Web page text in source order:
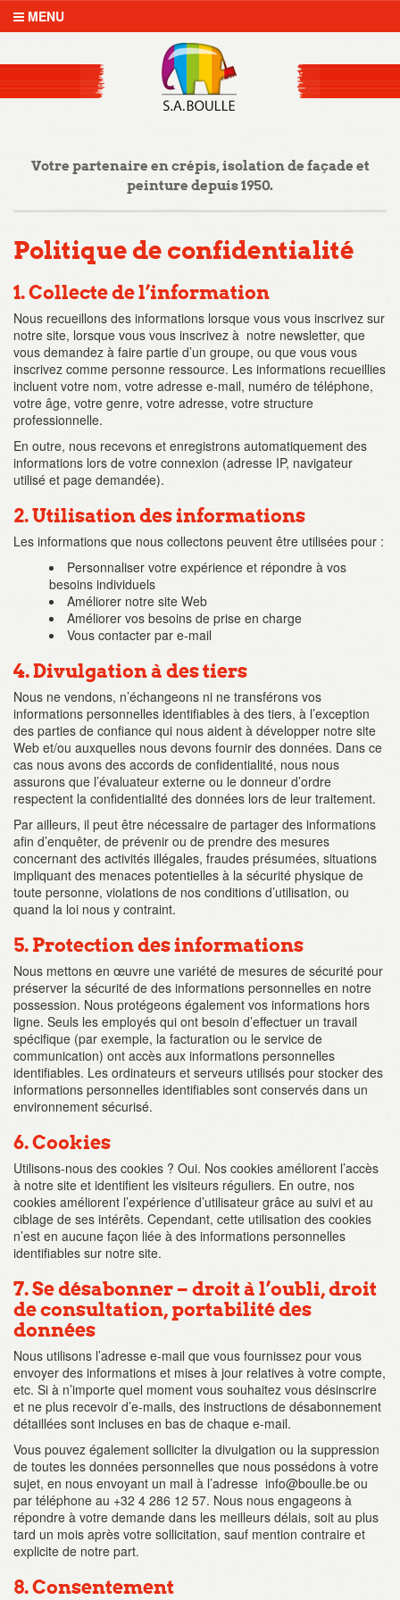
MENU
Votre partenaire en crépis, isolation de façade et
peinture depuis 1950.
Politique de confidentialité
1. Collecte de l’information
Nous recueillons des informations lorsque vous vous inscrivez sur
notre site, lorsque vous vous inscrivez à notre newsletter, que
vous demandez à faire partie d’un groupe, ou que vous vous
inscrivez comme personne ressource. Les informations recueillies
incluent votre nom, votre adresse e-mail, numéro de téléphone,
votre âge, votre genre, votre adresse, votre structure
professionnelle.
En outre, nous recevons et enregistrons automatiquement des
informations lors de votre connexion (adresse IP, navigateur
utilisé et page demandée).
2. Utilisation des informations
Les informations que nous collectons peuvent être utilisées pour :
Personnaliser votre expérience et répondre à vos
besoins individuels
Améliorer notre site Web
Améliorer vos besoins de prise en charge
Vous contacter par e-mail
4. Divulgation à des tiers
Nous ne vendons, n’échangeons ni ne transférons vos
informations personnelles identifiables à des tiers, à l’exception
des parties de confiance qui nous aident à développer notre site
Web et/ou auxquelles nous devons fournir des données. Dans ce
cas nous avons des accords de confidentialité, nous nous
assurons que l’évaluateur externe ou le donneur d’ordre
respectent la confidentialité des données lors de leur traitement.
Par ailleurs, il peut être nécessaire de partager des informations
afin d’enquêter, de prévenir ou de prendre des mesures
concernant des activités illégales, fraudes présumées, situations
impliquant des menaces potentielles à la sécurité physique de
toute personne, violations de nos conditions d’utilisation, ou
quand la loi nous y contraint.
5. Protection des informations
Nous mettons en œuvre une variété de mesures de sécurité pour
préserver la sécurité de des informations personnelles en notre
possession. Nous protégeons également vos informations hors
ligne. Seuls les employés qui ont besoin d’effectuer un travail
spécifique (par exemple, la facturation ou le service de
communication) ont accès aux informations personnelles
identifiables. Les ordinateurs et serveurs utilisés pour stocker des
informations personnelles identifiables sont conservés dans un
environnement sécurisé.
6. Cookies
Utilisons-nous des cookies ? Oui. Nos cookies améliorent l’accès
à notre site et identifient les visiteurs réguliers. En outre, nos
cookies améliorent l’expérience d’utilisateur grâce au suivi et au
ciblage de ses intérêts. Cependant, cette utilisation des cookies
n’est en aucune façon liée à des informations personnelles
identifiables sur notre site.
7. Se désabonner – droit à l’oubli, droit
de consultation, portabilité des
données
Nous utilisons l’adresse e-mail que vous fournissez pour vous
envoyer des informations et mises à jour relatives à votre compte,
etc. Si à n’importe quel moment vous souhaitez vous désinscrire
et ne plus recevoir d’e-mails, des instructions de désabonnement
détaillées sont incluses en bas de chaque e-mail.
Vous pouvez également solliciter la divulgation ou la suppression
de toutes les données personnelles que nous possédons à votre
sujet, en nous envoyant un mail à l’adresse info@boulle.be ou
par téléphone au +32 4 286 12 57. Nous nous engageons à
répondre à votre demande dans les meilleurs délais, soit au plus
tard un mois après votre sollicitation, sauf mention contraire et
explicite de notre part.
8. Consentement